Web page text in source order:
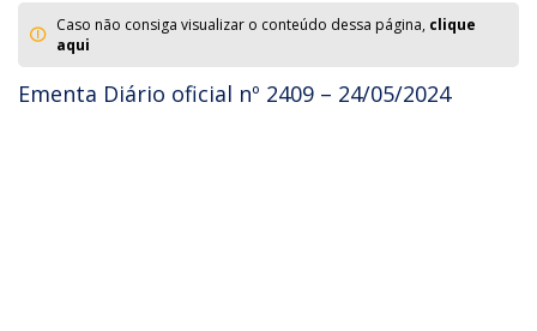
Caso não consiga visualizar o conteúdo dessa página, clique
aqui
Ementa Diário oficial nº 2409 – 24/05/2024